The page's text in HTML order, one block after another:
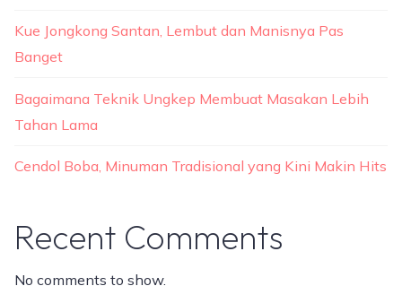
Kue Jongkong Santan, Lembut dan Manisnya Pas
Banget
Bagaimana Teknik Ungkep Membuat Masakan Lebih
Tahan Lama
Cendol Boba, Minuman Tradisional yang Kini Makin Hits
Recent Comments
No comments to show.